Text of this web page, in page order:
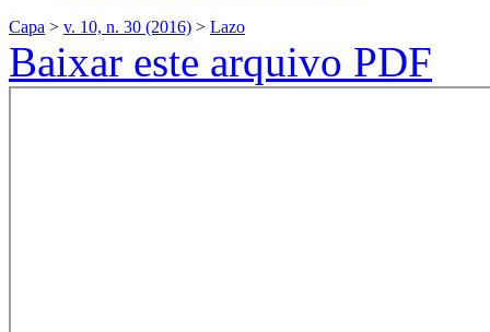
Capa > v. 10, n. 30 (2016) > Lazo
Baixar este arquivo PDF